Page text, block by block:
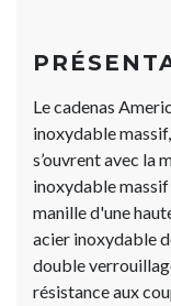
Le cadenas
inoxydable
s’ouvrent avec la
inoxydable
manille d'une
acier inoxydable
double
résistance aux